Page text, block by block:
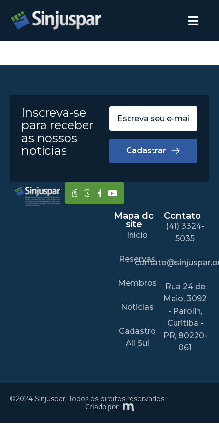
Inscreva-se
para receber
as nossos
notícias
Cadastrar
Mapa do
site
Início
Reservas
Membros
Noticías
Cadastro
All Sul
Contato
(41) 3324-
5035
Rua 24 de
Maio, 3092
- Parolin,
Curitiba -
PR, 80220-
061
©2024 Sinjuspar. Todos os direitos reservados
Criado por